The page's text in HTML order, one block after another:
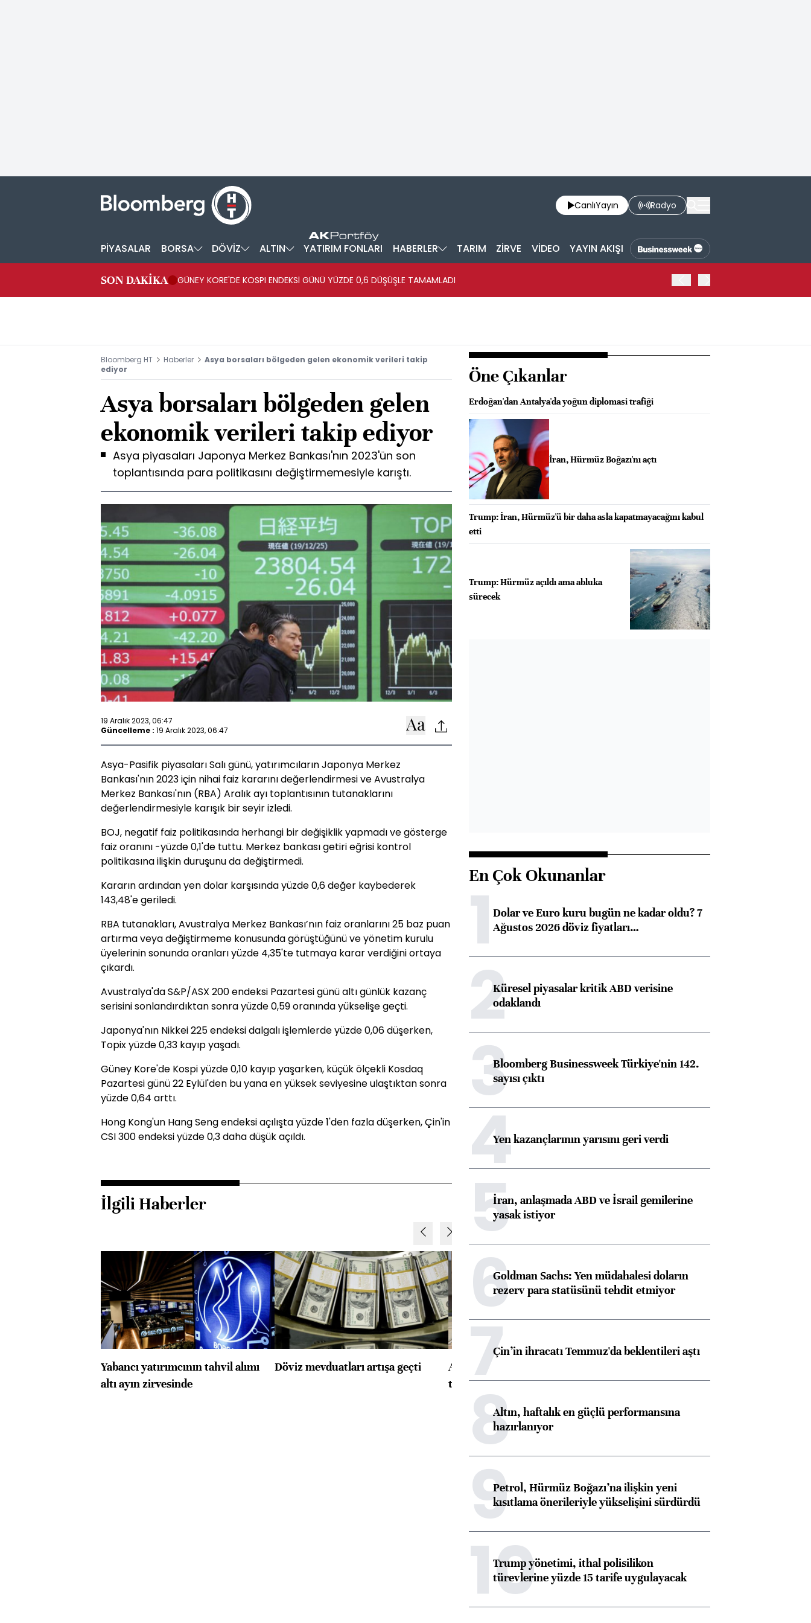
CanlıYayın Radyo
PİYASALAR BORSA DÖVİZ ALTIN YATIRIM FONLARI HABERLER TARIM ZİRVE VİDEO YAYIN AKIŞI
SON DAKİKA GÜNEY KORE'DE KOSPI ENDEKSİ GÜNÜ YÜZDE 0,6 DÜŞÜŞLE TAMAMLADI
Bloomberg HT Haberler
Asya borsaları bölgeden gelen ekonomik verileri takip
ediyor
Asya borsaları bölgeden gelen
ekonomik verileri takip ediyor
Asya piyasaları Japonya Merkez Bankası'nın 2023'ün son
toplantısında para politikasını değiştirmemesiyle karıştı.
19 Aralık 2023, 06:47
Güncelleme : 19 Aralık 2023, 06:47
Asya-Pasifik piyasaları Salı günü, yatırımcıların Japonya Merkez
Bankası'nın 2023 için nihai faiz kararını değerlendirmesi ve Avustralya
Merkez Bankası'nın (RBA) Aralık ayı toplantısının tutanaklarını
değerlendirmesiyle karışık bir seyir izledi.
BOJ, negatif faiz politikasında herhangi bir değişiklik yapmadı ve gösterge
faiz oranını -yüzde 0,1'de tuttu. Merkez bankası getiri eğrisi kontrol
politikasına ilişkin duruşunu da değiştirmedi.
Kararın ardından yen dolar karşısında yüzde 0,6 değer kaybederek
143,48'e geriledi.
RBA tutanakları, Avustralya Merkez Bankası’nın faiz oranlarını 25 baz puan
artırma veya değiştirmeme konusunda görüştüğünü ve yönetim kurulu
üyelerinin sonunda oranları yüzde 4,35'te tutmaya karar verdiğini ortaya
çıkardı.
Avustralya'da S&P/ASX 200 endeksi Pazartesi günü altı günlük kazanç
serisini sonlandırdıktan sonra yüzde 0,59 oranında yükselişe geçti.
Japonya'nın Nikkei 225 endeksi dalgalı işlemlerde yüzde 0,06 düşerken,
Topix yüzde 0,33 kayıp yaşadı.
Güney Kore'de Kospi yüzde 0,10 kayıp yaşarken, küçük ölçekli Kosdaq
Pazartesi günü 22 Eylül'den bu yana en yüksek seviyesine ulaştıktan sonra
yüzde 0,64 arttı.
Hong Kong'un Hang Seng endeksi açılışta yüzde 1'den fazla düşerken, Çin'in
CSI 300 endeksi yüzde 0,3 daha düşük açıldı.
İlgili Haberler
Yabancı yatırımcının tahvil alımı
altı ayın zirvesinde
Döviz mevduatları artışa geçti
ABD'de konut başlangıçları
toparlandı
Almanya, Commerzbank
konusunda Unicredit ile
Öne Çıkanlar
Erdoğan'dan Antalya'da yoğun diplomasi trafiği
İran, Hürmüz Boğazı'nı açtı
Trump: İran, Hürmüz'ü bir daha asla kapatmayacağını kabul
etti
Trump: Hürmüz açıldı ama abluka
sürecek
En Çok Okunanlar
1Dolar ve Euro kuru bugün ne kadar oldu? 7
Ağustos 2026 döviz fiyatları…
2Küresel piyasalar kritik ABD verisine
odaklandı
3Bloomberg Businessweek Türkiye'nin 142.
sayısı çıktı
4Yen kazançlarının yarısını geri verdi
5İran, anlaşmada ABD ve İsrail gemilerine
yasak istiyor
6Goldman Sachs: Yen müdahalesi doların
rezerv para statüsünü tehdit etmiyor
7Çin’in ihracatı Temmuz'da beklentileri aştı
8Altın, haftalık en güçlü performansına
hazırlanıyor
9Petrol, Hürmüz Boğazı’na ilişkin yeni
kısıtlama önerileriyle yükselişini sürdürdü
10
Trump yönetimi, ithal polisilikon
türevlerine yüzde 15 tarife uygulayacak